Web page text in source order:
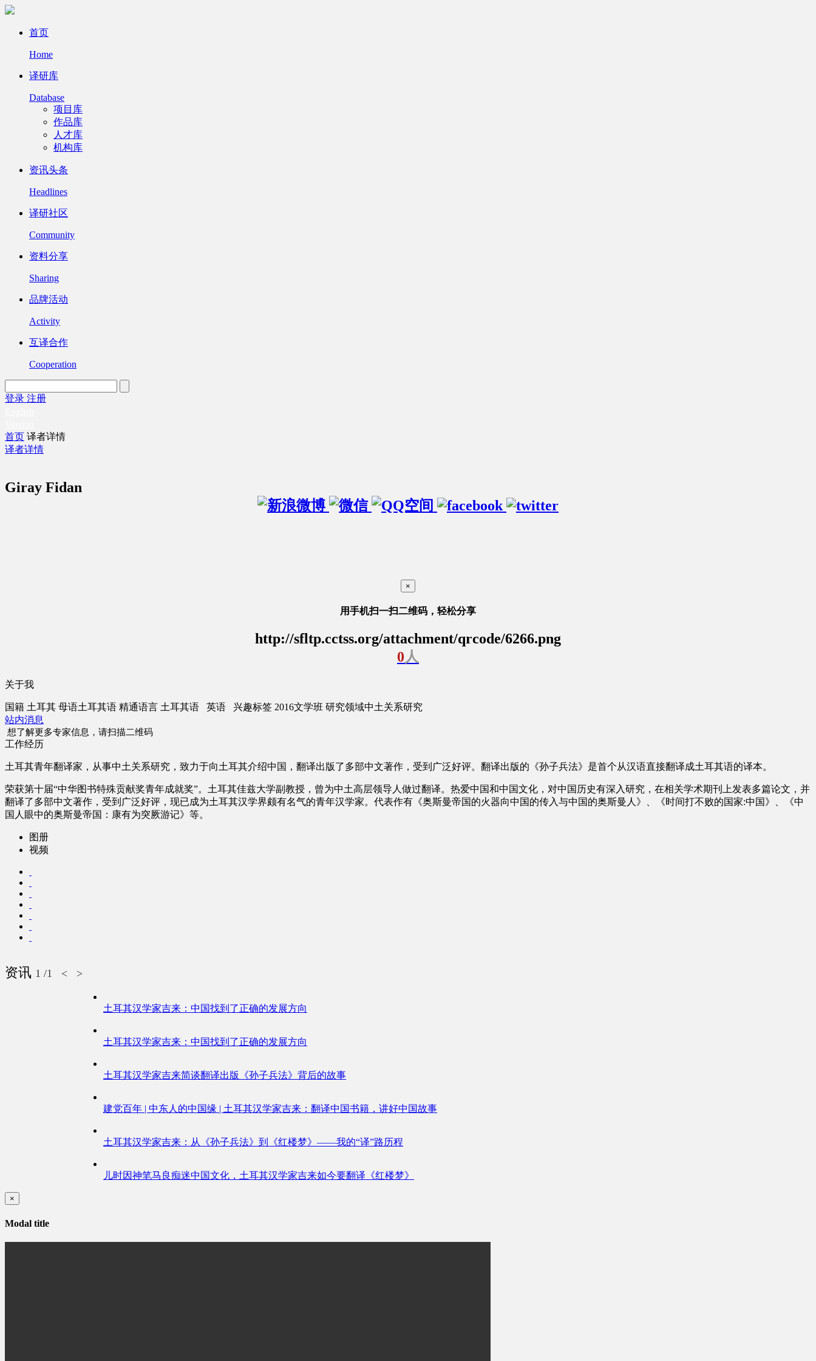
首页
Home
译研库
Database
项目库
作品库
人才库
机构库
资讯头条
Headlines
译研社区
Community
资料分享
Sharing
品牌活动
Activity
互译合作
Cooperation
登录 注册
首页 译者详情
译者详情
Giray Fidan
×
用手机扫一扫二维码，轻松分享
http://sfltp.cctss.org/attachment/qrcode/6266.png
0人
关于我
国籍 土耳其 母语土耳其语 精通语言 土耳其语 英语 兴趣标签 2016文学班 研究领域中土关系研究
站内消息
想了解更多专家信息，请扫描二维码
工作经历
土耳其青年翻译家，从事中土关系研究，致力于向土耳其介绍中国，翻译出版了多部中文著作，受到广泛好评。翻译出版的《孙子兵法》是首个从汉语直接翻译成土耳其语的译本。
荣获第十届“中华图书特殊贡献奖青年成就奖”。土耳其佳兹大学副教授，曾为中土高层领导人做过翻译。热爱中国和中国文化，对中国历史有深入研究，在相关学术期刊上发表多篇论文，并
翻译了多部中文著作，受到广泛好评，现已成为土耳其汉学界颇有名气的青年汉学家。代表作有《奥斯曼帝国的火器向中国的传入与中国的奥斯曼人》、《时间打不败的国家:中国》、《中
国人眼中的奥斯曼帝国：康有为突厥游记》等。
图册
视频
资讯 1 /1 < >
土耳其汉学家吉来：中国找到了正确的发展方向
土耳其汉学家吉来：中国找到了正确的发展方向
土耳其汉学家吉来简谈翻译出版《孙子兵法》背后的故事
建党百年 | 中东人的中国缘 | 土耳其汉学家吉来：翻译中国书籍，讲好中国故事
土耳其汉学家吉来：从《孙子兵法》到《红楼梦》——我的“译”路历程
儿时因神笔马良痴迷中国文化，土耳其汉学家吉来如今要翻译《红楼梦》
×
Modal title